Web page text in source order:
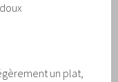
un plat,